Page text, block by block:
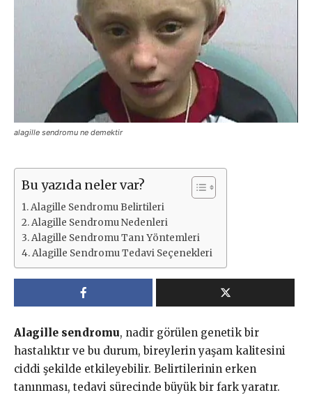
alagille sendromu ne demektir
Bu yazıda neler var?
Alagille Sendromu Belirtileri
Alagille Sendromu Nedenleri
Alagille Sendromu Tanı Yöntemleri
Alagille Sendromu Tedavi Seçenekleri
Alagille sendromu, nadir görülen genetik bir
hastalıktır ve bu durum, bireylerin yaşam kalitesini
ciddi şekilde etkileyebilir. Belirtilerinin erken
tanınması, tedavi sürecinde büyük bir fark yaratır.